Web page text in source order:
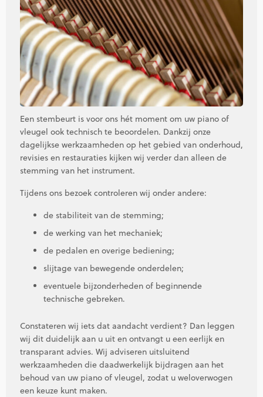
Een stembeurt is voor ons hét moment om uw piano of
vleugel ook technisch te beoordelen. Dankzij onze
dagelijkse werkzaamheden op het gebied van onderhoud,
revisies en restauraties kijken wij verder dan alleen de
stemming van het instrument.
Tijdens ons bezoek controleren wij onder andere:
de stabiliteit van de stemming;
de werking van het mechaniek;
de pedalen en overige bediening;
slijtage van bewegende onderdelen;
eventuele bijzonderheden of beginnende
technische gebreken.
Constateren wij iets dat aandacht verdient? Dan leggen
wij dit duidelijk aan u uit en ontvangt u een eerlijk en
transparant advies. Wij adviseren uitsluitend
werkzaamheden die daadwerkelijk bijdragen aan het
behoud van uw piano of vleugel, zodat u weloverwogen
een keuze kunt maken.